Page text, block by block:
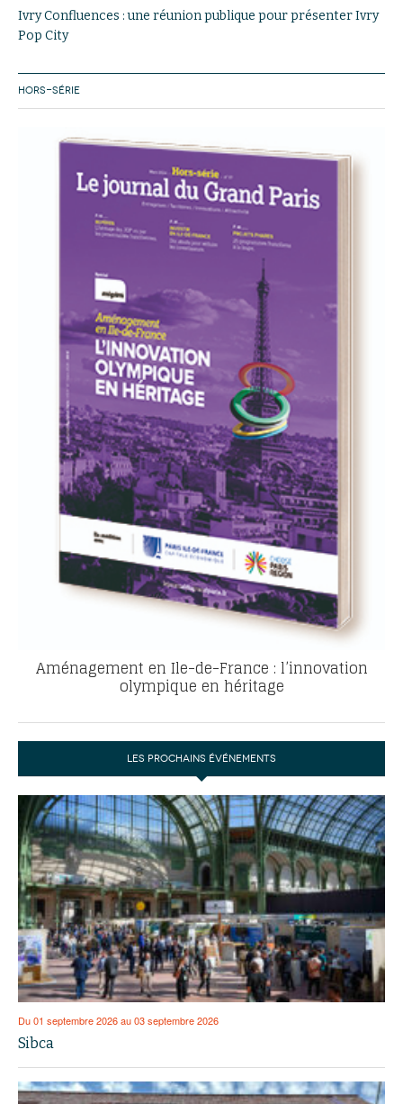
Ivry Confluences : une réunion publique pour présenter Ivry
Pop City
HORS-SÉRIE
Aménagement en Ile-de-France : l’innovation
olympique en héritage
LES PROCHAINS ÉVÉNEMENTS
Du 01 septembre 2026 au 03 septembre 2026
Sibca